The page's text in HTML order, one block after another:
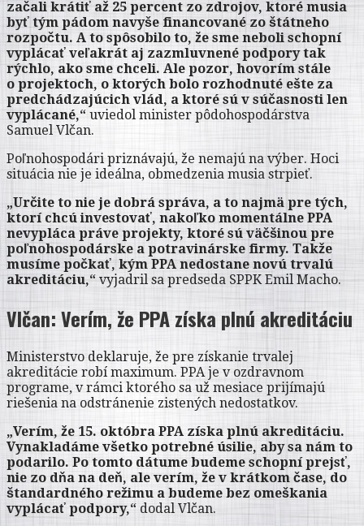
začali krátiť až 25 percent zo zdrojov, ktoré musia
byť tým pádom navyše financované zo štátneho
rozpočtu. A to spôsobilo to, že sme neboli schopní
vyplácať veľakrát aj zazmluvnené podpory tak
rýchlo, ako sme chceli. Ale pozor, hovorím stále
o projektoch, o ktorých bolo rozhodnuté ešte za
predchádzajúcich vlád, a ktoré sú v súčasnosti len
vyplácané,“ uviedol minister pôdohospodárstva
Samuel Vlčan.
Poľnohospodári priznávajú, že nemajú na výber. Hoci
situácia nie je ideálna, obmedzenia musia strpieť.
„Určite to nie je dobrá správa, a to najmä pre tých,
ktorí chcú investovať, nakoľko momentálne PPA
nevypláca práve projekty, ktoré sú väčšinou pre
poľnohospodárske a potravinárske firmy. Takže
musíme počkať, kým PPA nedostane novú trvalú
akreditáciu,“ vyjadril sa predseda SPPK Emil Macho.
Vlčan: Verím, že PPA získa plnú akreditáciu
Ministerstvo deklaruje, že pre získanie trvalej
akreditácie robí maximum. PPA je v ozdravnom
programe, v rámci ktorého sa už mesiace prijímajú
riešenia na odstránenie zistených nedostatkov.
„Verím, že 15. októbra PPA získa plnú akreditáciu.
Vynakladáme všetko potrebné úsilie, aby sa nám to
podarilo. Po tomto dátume budeme schopní prejsť,
nie zo dňa na deň, ale verím, že v krátkom čase, do
štandardného režimu a budeme bez omeškania
vyplácať podpory,“ dodal Vlčan.